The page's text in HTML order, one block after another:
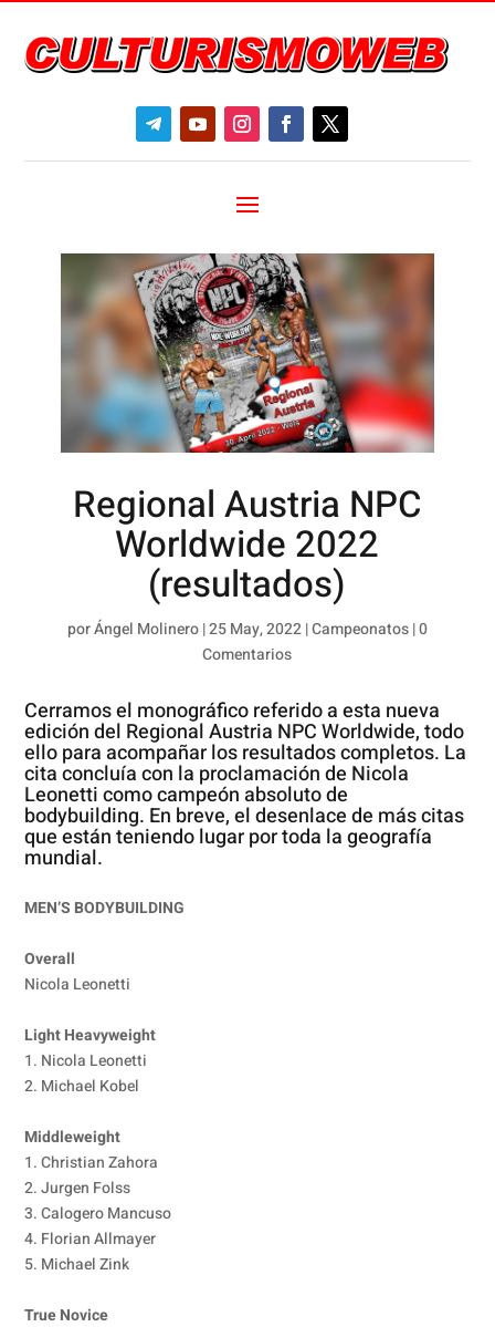
Regional Austria NPC
Worldwide 2022
(resultados)
porÁngel Molinero|25 May, 2022|Campeonatos|0
Comentarios
Cerramos el monográfico referido a esta nueva
edición del Regional Austria NPC Worldwide, todo
ello para acompañar los resultados completos. La
cita concluía con la proclamación de Nicola
Leonetti como campeón absoluto de
bodybuilding. En breve, el desenlace de más citas
que están teniendo lugar por toda la geografía
mundial.
MEN’S BODYBUILDING
Overall
Nicola Leonetti
Light Heavyweight
1. Nicola Leonetti
2. Michael Kobel
Middleweight
1. Christian Zahora
2. Jurgen Folss
3. Calogero Mancuso
4. Florian Allmayer
5. Michael Zink
True Novice